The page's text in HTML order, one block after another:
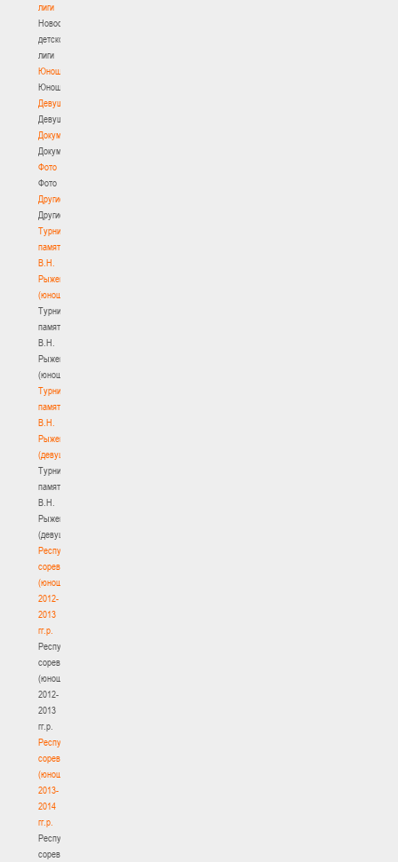
лиги
Новости
детской
лиги
Юноши
Юноши
Девушки
Девушки
Документы
Документы
Фото
Фото
Другие
Другие
Турнир
памяти
В.Н.
Рыженкова
(юноши)
Турнир
памяти
В.Н.
Рыженкова
(юноши)
Турнир
памяти
В.Н.
Рыженкова
(девушки)
Турнир
памяти
В.Н.
Рыженкова
(девушки)
Республиканские
соревнования
(юноши)
2012-
2013
гг.р.
Республиканские
соревнования
(юноши)
2012-
2013
гг.р.
Республиканские
соревнования
(юноши)
2013-
2014
гг.р.
Республиканские
соревнования